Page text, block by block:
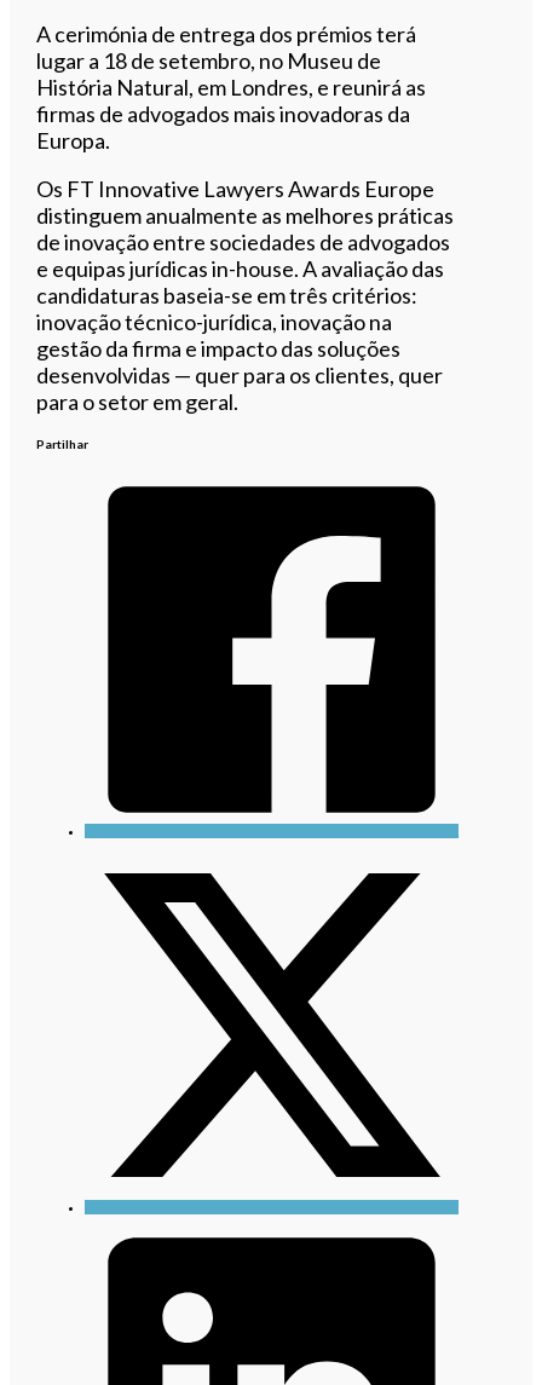
A cerimónia de entrega dos prémios terá
lugar a 18 de setembro, no Museu de
História Natural, em Londres, e reunirá as
firmas de advogados mais inovadoras da
Europa.
Os FT Innovative Lawyers Awards Europe
distinguem anualmente as melhores práticas
de inovação entre sociedades de advogados
e equipas jurídicas in-house. A avaliação das
candidaturas baseia-se em três critérios:
inovação técnico-jurídica, inovação na
gestão da firma e impacto das soluções
desenvolvidas — quer para os clientes, quer
para o setor em geral.
Partilhar